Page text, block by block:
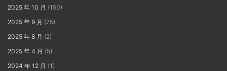
2025 年 10 月 (150)
2025 年 9 月 (75)
2025 年 8 月 (2)
2025 年 4 月 (5)
2024 年 12 月 (1)